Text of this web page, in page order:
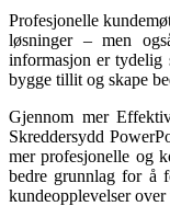
Profesjonelle
løsninger – men
informasjon er tydelig
bygge tillit og skape
Gjennom mer
Skreddersydd
mer profesjonelle og
bedre grunnlag for å
kundeopplevelser over